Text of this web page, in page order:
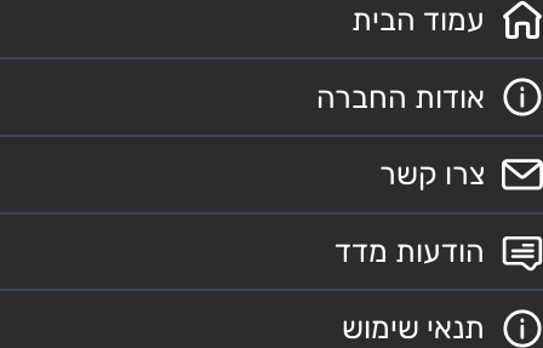
עמוד הבית
אודות החברה
צרו קשר
הודעות מדד
תנאי שימוש